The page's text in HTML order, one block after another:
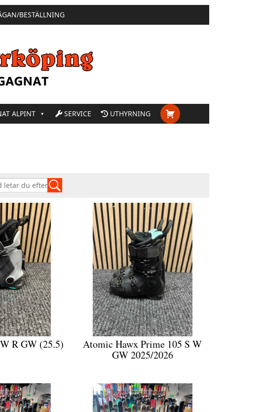
BESTÄLLNING
ALPINT SERVICE
UTHYRNING
R GW (25.5)
Atomic Hawx Prime 105 S W
GW 2025/2026